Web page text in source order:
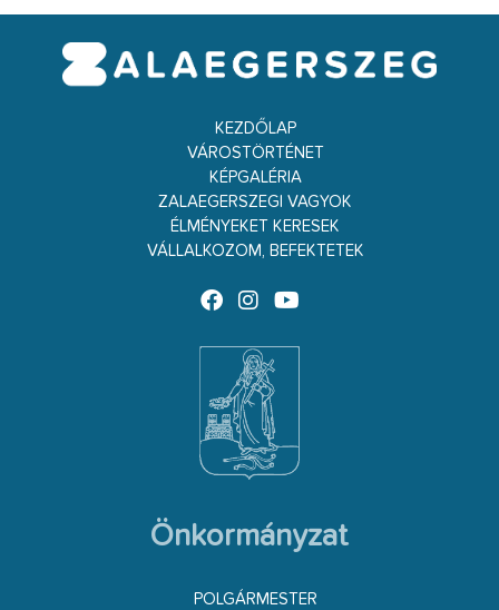
KEZDŐLAP
VÁROSTÖRTÉNET
KÉPGALÉRIA
ZALAEGERSZEGI VAGYOK
ÉLMÉNYEKET KERESEK
VÁLLALKOZOM, BEFEKTETEK
Önkormányzat
POLGÁRMESTER